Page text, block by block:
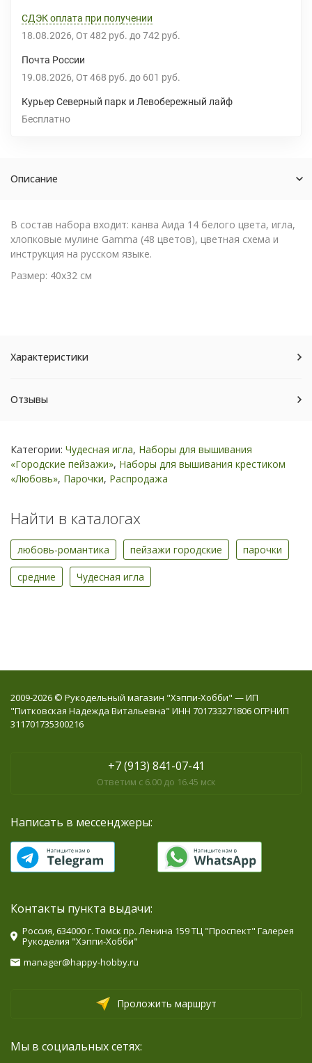
СДЭК оплата при получении
18.08.2026 От 482 руб. до 742 руб.
Почта России
19.08.2026 От 468 руб. до 601 руб.
Курьер Северный парк и Левобережный лайф
Бесплатно
Описание
В состав набора входит: канва Аида 14 белого цвета, игла,
хлопковые мулине Gamma (48 цветов), цветная схема и
инструкция на русском языке.
Размер: 40х32 см
Характеристики
Отзывы
Категории: Чудесная игла, Наборы для вышивания
«Городские пейзажи», Наборы для вышивания крестиком
«Любовь», Парочки, Распродажа
Найти в каталогах
любовь-романтика пейзажи городские парочки
средние Чудесная игла
2009-2026 © Рукодельный магазин "Хэппи-Хобби" — ИП
"Питковская Надежда Витальевна" ИНН 701733271806 ОГРНИП
311701735300216
+7 (913) 841-07-41
Ответим с 6.00 до 16.45 мск
Написать в мессенджеры:
Контакты пункта выдачи:
Россия, 634000 г. Томск пр. Ленина 159 ТЦ "Проспект" Галерея
Рукоделия "Хэппи-Хобби"
manager@happy-hobby.ru
Проложить маршрут
Мы в социальных сетях: